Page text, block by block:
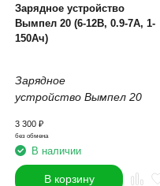
Зарядное устройство
Вымпел 20 (6-12В, 0.9-7А, 1-
150Ач)
Зарядное
устройство Вымпел 20
3 300 ₽
без обмена
В наличии
В корзину